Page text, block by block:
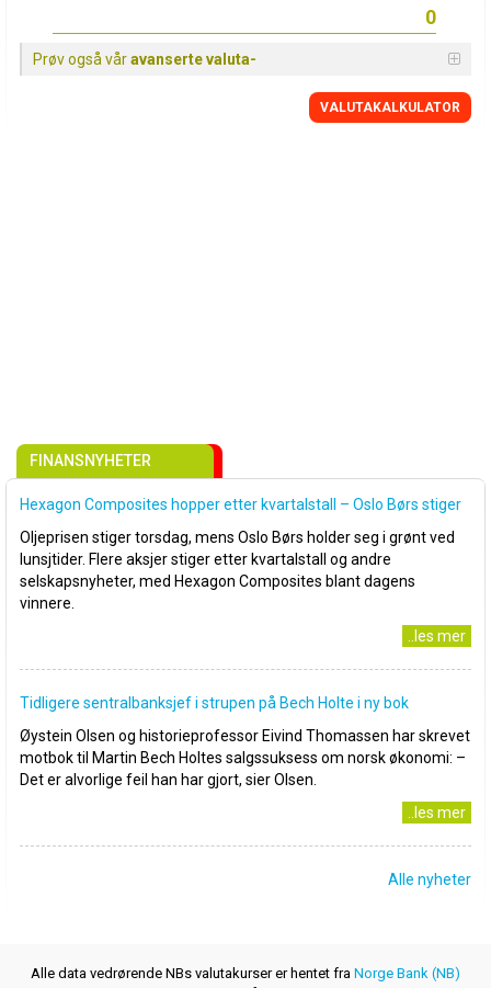
Prøv også våravanserte valuta-
VALUTAKALKULATOR
FINANSNYHETER
Hexagon Composites hopper etter kvartalstall – Oslo Børs stiger
Oljeprisen stiger torsdag, mens Oslo Børs holder seg i grønt ved
lunsjtider. Flere aksjer stiger etter kvartalstall og andre
selskapsnyheter, med Hexagon Composites blant dagens
vinnere.
..les mer
Tidligere sentralbanksjef i strupen på Bech Holte i ny bok
Øystein Olsen og historieprofessor Eivind Thomassen har skrevet
motbok til Martin Bech Holtes salgssuksess om norsk økonomi: –
Det er alvorlige feil han har gjort, sier Olsen.
..les mer
Alle nyheter
Alle data vedrørende NBs valutakurser er hentet fra Norge Bank (NB)